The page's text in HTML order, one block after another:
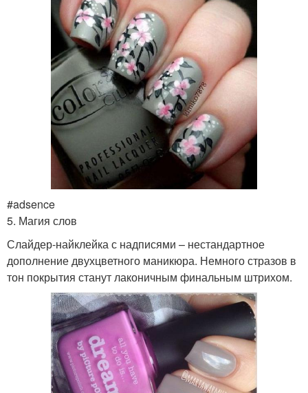
#adsence
5. Магия слов
Слайдер-найклейка с надписями – нестандартное
дополнение двухцветного маникюра. Немного стразов в
тон покрытия станут лаконичным финальным штрихом.